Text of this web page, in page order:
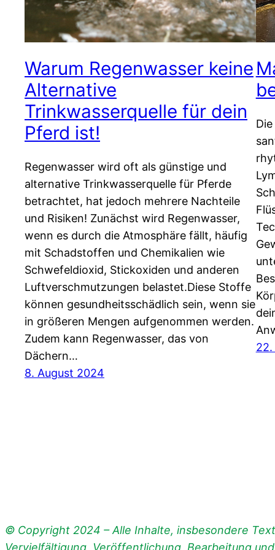
Warum Regenwasser keine
Alternative
Trinkwasserquelle für dein
Pferd ist!
Regenwasser wird oft als günstige und
alternative Trinkwasserquelle für Pferde
betrachtet, hat jedoch mehrere Nachteile
und Risiken! Zunächst wird Regenwasser,
wenn es durch die Atmosphäre fällt, häufig
mit Schadstoffen und Chemikalien wie
Schwefeldioxid, Stickoxiden und anderen
Luftverschmutzungen belastet.Diese Stoffe
können gesundheitsschädlich sein, wenn sie
in größeren Mengen aufgenommen werden.
Zudem kann Regenwasser, das von
Dächern…
8. August 2024
© Copyright 2024 – Alle Inhalte, insbesondere
Vervielfältigung, Veröffentlichung, Bearbeitung